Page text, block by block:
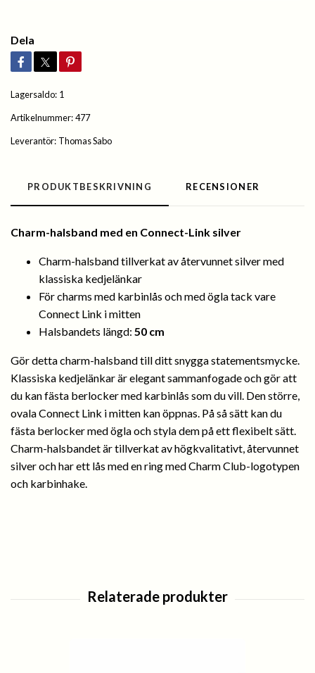
Dela
Lagersaldo: 1
Artikelnummer:477
Leverantör: Thomas Sabo
PRODUKTBESKRIVNING RECENSIONER
Charm-halsband med en Connect-Link silver
Charm-halsband tillverkat av återvunnet silver med
klassiska kedjelänkar
För charms med karbinlås och med ögla tack vare
Connect Link i mitten
Halsbandets längd: 50 cm
Gör detta charm-halsband till ditt snygga statementsmycke.
Klassiska kedjelänkar är elegant sammanfogade och gör att
du kan fästa berlocker med karbinlås som du vill. Den större,
ovala Connect Link i mitten kan öppnas. På så sätt kan du
fästa berlocker med ögla och styla dem på ett flexibelt sätt.
Charm-halsbandet är tillverkat av högkvalitativt, återvunnet
silver och har ett lås med en ring med Charm Club-logotypen
och karbinhake.